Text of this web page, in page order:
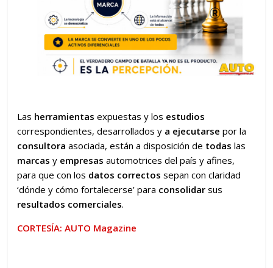
Las herramientas expuestas y los estudios
correspondientes, desarrollados y a ejecutarse por la
consultora asociada, están a disposición de todas las
marcas y empresas automotrices del país y afines,
para que con los datos correctos sepan con claridad
‘dónde y cómo fortalecerse’ para consolidar sus
resultados comerciales.
CORTESÍA: AUTO Magazine